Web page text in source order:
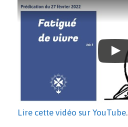
Lire cette vidéo sur YouTube.